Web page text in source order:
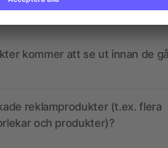
mig att skapa dem?
kommer att se ut innan de
reklamprodukter (t.ex. flera
och produkter)?